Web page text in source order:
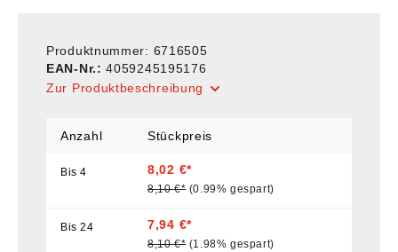
Produktnummer: 6716505
EAN-Nr.:4059245195176
Zur Produktbeschreibung
Anzahl Stückpreis
Bis4 8,02 €*
8,10 €* (0.99% gespart)
Bis24 7,94 €*
8,10 €* (1.98% gespart)